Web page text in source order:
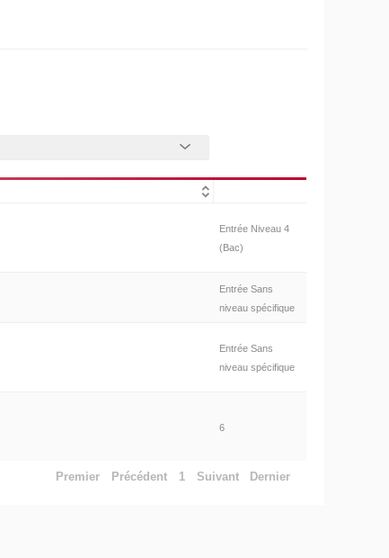
Entrée Niveau 4
(Bac)
Entrée Sans
niveau spécifique
Entrée Sans
niveau spécifique
6
Premier Précédent 1 Suivant Dernier